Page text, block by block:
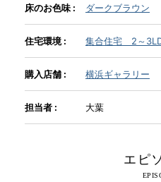
MOKUBA
よくあるご質問
床のお色味 : ダークブラウン
住宅環境 : 集合住宅 2～
購入店舗 : 横浜ギャラリー
担当者 : 大葉
エピ